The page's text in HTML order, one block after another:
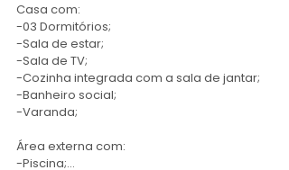
Casa com:
-03 Dormitórios;
-Sala de estar;
-Sala de TV;
-Cozinha integrada com a sala de jantar;
-Banheiro social;
-Varanda;
Área externa com:
-Piscina;